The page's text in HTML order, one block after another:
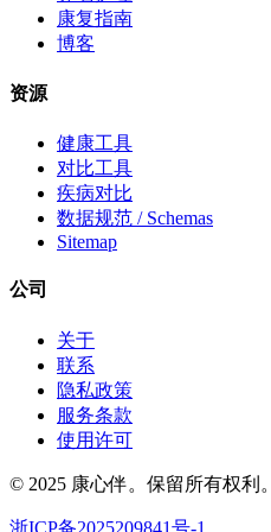
康复指南
博客
资源
健康工具
对比工具
疾病对比
数据规范 / Schemas
Sitemap
公司
关于
联系
隐私政策
服务条款
使用许可
© 2025 康心伴。保留所有权利。
浙ICP备2025209841号-1